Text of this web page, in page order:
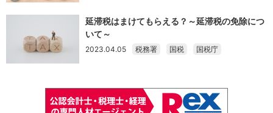
延滞税はまけてもらえる？～延滞税の免除につ
いて～
2023.04.05 税務署 国税 国税庁